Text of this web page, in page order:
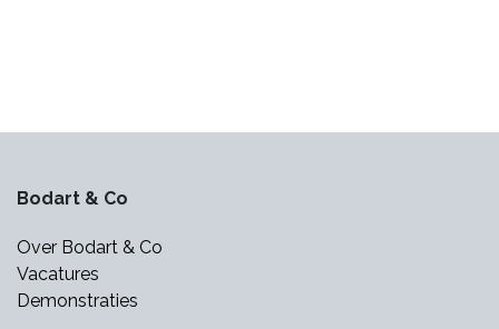
Bodart & Co
Over Bodart & Co
Vacatures
Demonstraties